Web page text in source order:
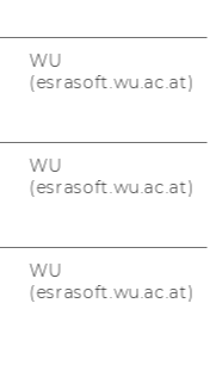
WU
(esrasoft.wu.ac.at)
WU
(esrasoft.wu.ac.at)
WU
(esrasoft.wu.ac.at)